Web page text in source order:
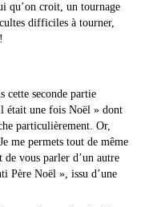
qu’on croit, un tournage
difficiles à tourner,
cette seconde partie
était une fois Noël » dont
particulièrement. Or,
me permets tout de même
de vous parler d’un autre
Père Noël », issu d’une